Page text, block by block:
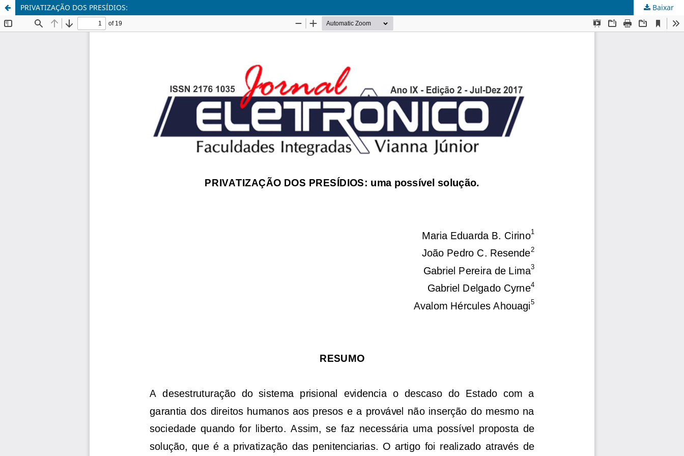
PRIVATIZAÇÃO DOS PRESÍDIOS: Baixar